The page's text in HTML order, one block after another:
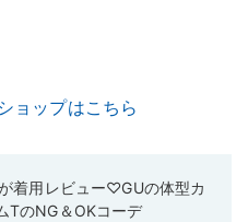
ョップはこちら
着用レビュー♡GUの体型カ
TのNG＆OKコーデ